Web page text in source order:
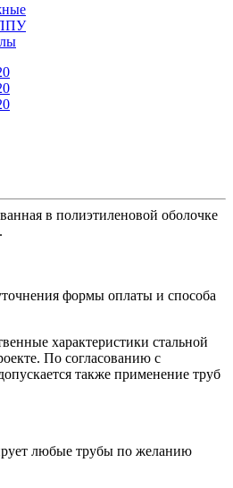
ППУ
в полиэтиленовой оболочке
формы оплаты и способа
характеристики стальной
По согласованию с
также применение труб
любые трубы по желанию